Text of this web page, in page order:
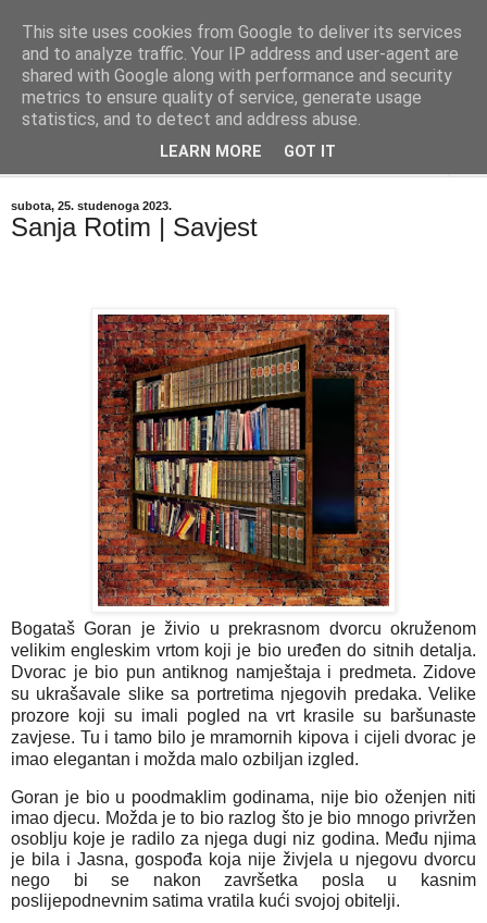
"Kvaka"
Časopis za književnost ISSN 2459-5632
subota, 25. studenoga 2023.
Sanja Rotim | Savjest
Bogataš Goran je živio u prekrasnom dvorcu okruženom
velikim engleskim vrtom koji je bio uređen do sitnih detalja.
Dvorac je bio pun antiknog namještaja i predmeta. Zidove
su ukrašavale slike sa portretima njegovih predaka. Velike
prozore koji su imali pogled na vrt krasile su baršunaste
zavjese. Tu i tamo bilo je mramornih kipova i cijeli dvorac je
imao elegantan i možda malo ozbiljan izgled.
Goran je bio u poodmaklim godinama, nije bio oženjen niti
imao djecu. Možda je to bio razlog što je bio mnogo privržen
osoblju koje je radilo za njega dugi niz godina. Među njima
je bila i Jasna, gospođa koja nije živjela u njegovu dvorcu
nego bi se nakon završetka posla u kasnim
poslijepodnevnim satima vratila kući svojoj obitelji.
This site uses cookies from Google to deliver its services
and to analyze traffic. Your IP address and user-agent are
shared with Google along with performance and security
metrics to ensure quality of service, generate usage
statistics, and to detect and address abuse.
LEARN MORE GOT IT